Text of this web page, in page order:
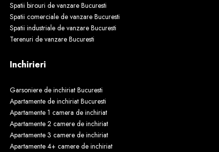
Spatii birouri de vanzare Bucuresti
Spatii comerciale de vanzare Bucuresti
Spatii industriale de vanzare Bucuresti
Terenuri de vanzare Bucuresti
Inchirieri
Garsoniere de inchiriat Bucuresti
Apartamente de inchiriat Bucuresti
Apartamente 1 camera de inchiriat
Apartamente 2 camere de inchiriat
Apartamente 3 camere de inchiriat
Apartamente 4+ camere de inchiriat